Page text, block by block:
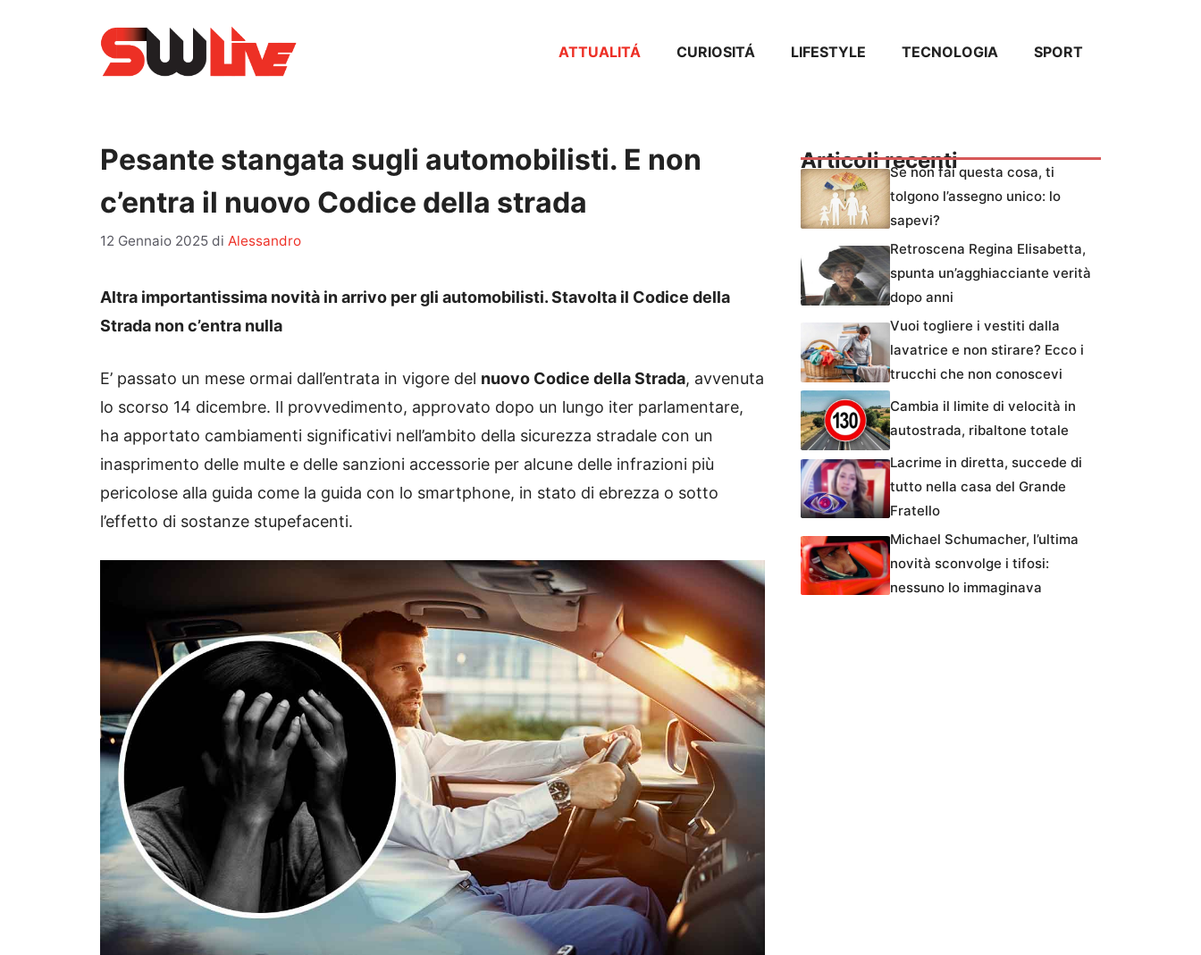
ATTUALITÁ CURIOSITÁ LIFESTYLE TECNOLOGIA SPORT
Pesante stangata sugli automobilisti. E non
c’entra il nuovo Codice della strada
12 Gennaio 2025 di Alessandro
Altra importantissima novità in arrivo per gli automobilisti. Stavolta il Codice della
Strada non c’entra nulla
E’ passato un mese ormai dall’entrata in vigore del nuovo Codice della Strada, avvenuta
lo scorso 14 dicembre. Il provvedimento, approvato dopo un lungo iter parlamentare,
ha apportato cambiamenti significativi nell’ambito della sicurezza stradale con un
inasprimento delle multe e delle sanzioni accessorie per alcune delle infrazioni più
pericolose alla guida come la guida con lo smartphone, in stato di ebrezza o sotto
l’effetto di sostanze stupefacenti.
Articoli recentiSe non fai questa cosa, ti
tolgono l’assegno unico: lo
sapevi?
Retroscena Regina Elisabetta,
spunta un’agghiacciante verità
dopo anni
Vuoi togliere i vestiti dalla
lavatrice e non stirare? Ecco i
trucchi che non conoscevi
Cambia il limite di velocità in
autostrada, ribaltone totale
Lacrime in diretta, succede di
tutto nella casa del Grande
Fratello
Michael Schumacher, l’ultima
novità sconvolge i tifosi:
nessuno lo immaginava